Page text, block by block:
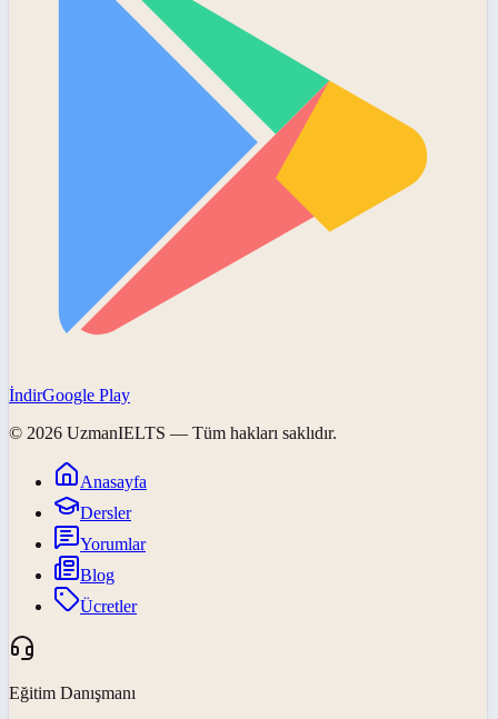
İndirGoogle Play
© 2026 UzmanIELTS — Tüm hakları saklıdır.
Anasayfa
Dersler
Yorumlar
Blog
Ücretler
Eğitim Danışmanı